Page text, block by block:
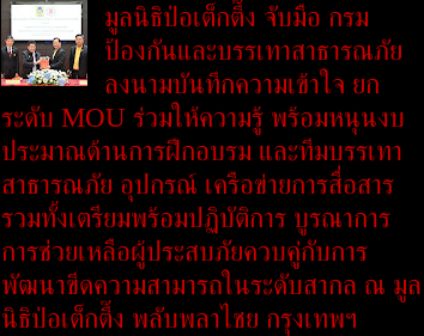
มูลนิธิป่อเต็กตึ๊ง จับมือ กรม
ป้องกันและบรรเทาสาธารณภัย
ลงนามบันทึกความเข้าใจ ยก
ระดับ MOU ร่วมให้ความรู้ พร้อมหนุนงบ
ประมาณด้านการฝึกอบรม และทีมบรรเทา
สาธารณภัย อุปกรณ์ เครือข่ายการสื่อสาร
รวมทั้งเตรียมพร้อมปฏิบัติการ บูรณาการ
การช่วยเหลือผู้ประสบภัยควบคู่กับการ
พัฒนาขีดความสามารถในระดับสากล ณ มูล
นิธิป่อเต็กตึ๊ง พลับพลาไชย กรุงเทพฯ